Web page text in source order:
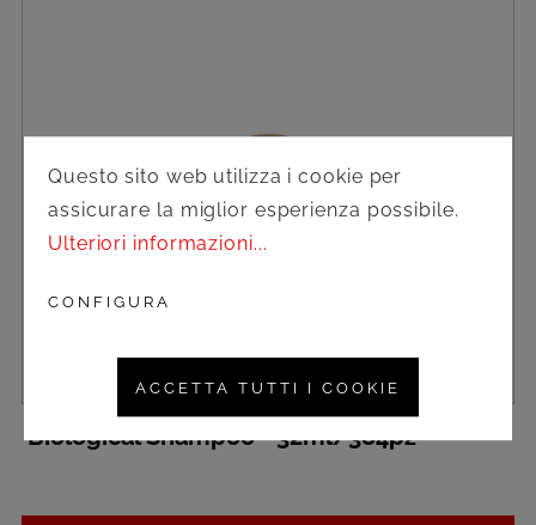
Biological Shampoo - 32ml/384pz
Questo sito web utilizza i cookie per
assicurare la miglior esperienza possibile.
Ulteriori informazioni...
CONFIGURA
ACCETTA TUTTI I COOKIE